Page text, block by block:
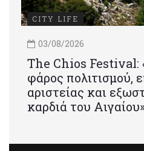
CITY LIFE
03/08/2026
Τhe Chios Festival:
φάρος πολιτισμού,
αριστείας και
καρδιά του